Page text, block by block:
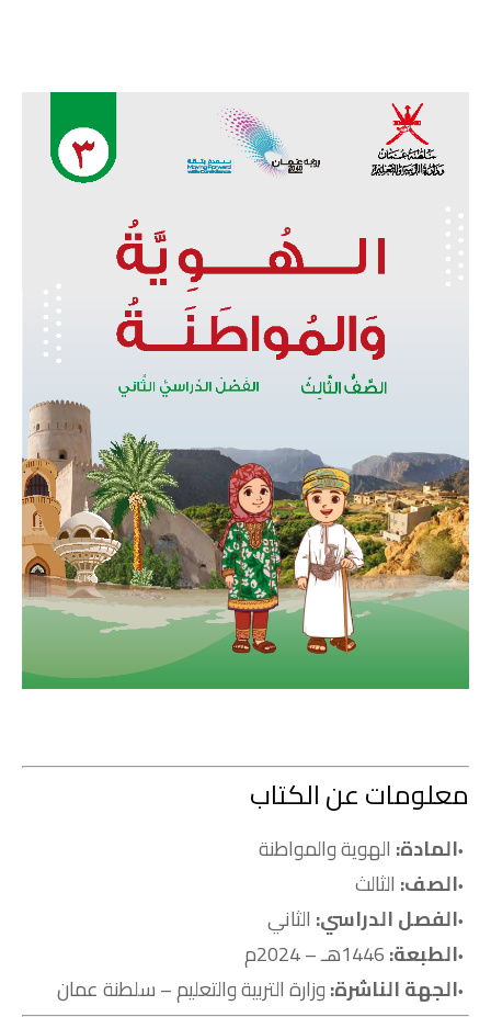
معلومات عن الكتاب
المادة: الهوية والمواطنة
الصف: الثالث
الفصل الدراسي: الثاني
الطبعة:
الجهة الناشرة:وزارة التربية والتعليم – سلطنة عمان